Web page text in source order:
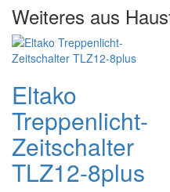
Weiteres aus
Eltako
Treppenlicht-
Zeitschalter
TLZ12-8plus